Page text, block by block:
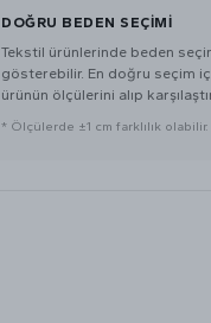
DOĞRU BEDEN SEÇIMI
Tekstil ürünlerinde beden
gösterebilir. En doğru seçim
ürünün ölçülerini alıp
* Ölçülerde ±1 cm farklılık olabilir.